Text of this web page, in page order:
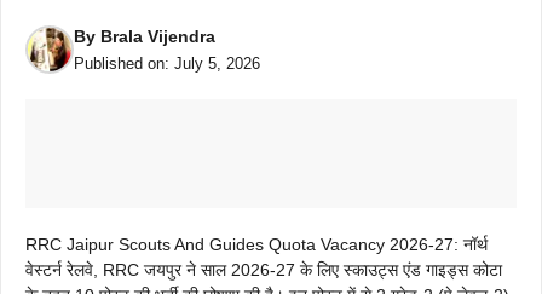
By Brala Vijendra
Published on: July 5, 2026
RRC Jaipur Scouts And Guides Quota Vacancy 2026-27: नॉर्थ
वेस्टर्न रेलवे, RRC जयपुर ने साल 2026-27 के लिए स्काउट्स एंड गाइड्स कोटा